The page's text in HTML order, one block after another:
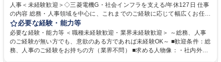
人事＜未経験歓迎＞◇三菱電機G・社会インフラを支える/年休127日 仕事
の内容 総務・人事領域を中心に、これまでのご経験に応じて幅広くお任せ
します。 ＜具体的には＞ ・総務/人事労務（給与・社保・勤怠管理など）
・採用・教育研修 ・福利厚生運用 など ※基本的には事務所勤務ですが、
採用や教育等の業務内容により、関西圏以外への日帰り・宿泊を伴う国内
出張もございます。 ※担当業務を持ちつつ、お互いに助け合いながら、総
必要な経験・能力等
必要な経験・能力等 ＜職種未経験歓迎・業界未経験歓迎＞ ～総務、人事
のご経験が無い方でも、意欲のある方であれば未経験OK～ ■歓迎条件：総
務、人事のご経験をお持ちの方（業界不問） ■求める人物像：・社内外の